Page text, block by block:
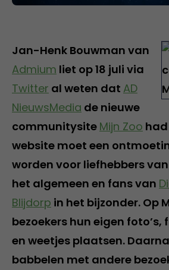
Jan-Henk Bouwman van
Admium liet op 18 juli via
Twitter al weten dat AD
NieuwsMedia de nieuwe
communitysite Mijn Zoo
website moet een
worden voor liefhebbers
het algemeen en fans van
Blijdorp in het bijzonder. Op
bezoekers hun eigen foto’s,
en weetjes plaatsen.
babbelen met andere